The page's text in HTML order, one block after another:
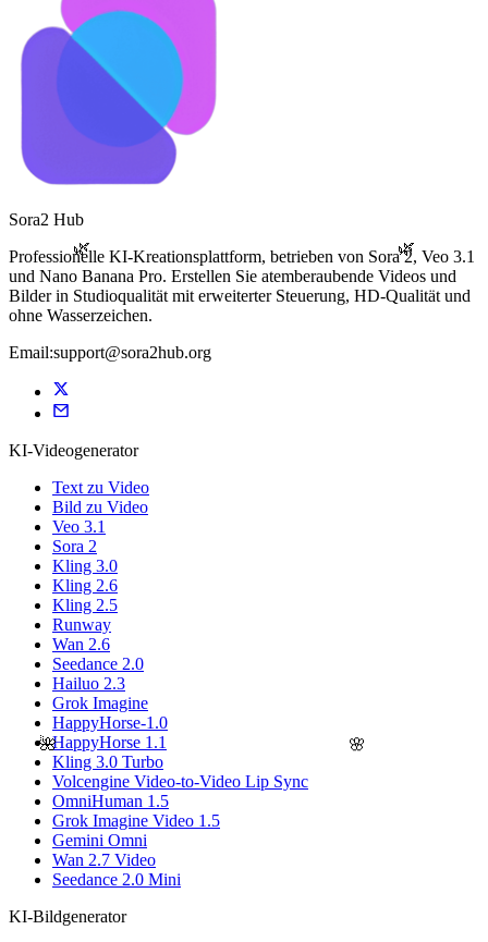
🌿
🌺
🌿
🌸
Sora2 Hub
Professionelle KI-Kreationsplattform, betrieben von Sora 2, Veo 3.1
und Nano Banana Pro. Erstellen Sie atemberaubende Videos und
Bilder in Studioqualität mit erweiterter Steuerung, HD-Qualität und
ohne Wasserzeichen.
Email:support@sora2hub.org
KI-Videogenerator
Text zu Video
Bild zu Video
Veo 3.1
Sora 2
Kling 3.0
Kling 2.6
Kling 2.5
Runway
Wan 2.6
Seedance 2.0
Hailuo 2.3
Grok Imagine
HappyHorse-1.0
HappyHorse 1.1
Kling 3.0 Turbo
Volcengine Video-to-Video Lip Sync
OmniHuman 1.5
Grok Imagine Video 1.5
Gemini Omni
Wan 2.7 Video
Seedance 2.0 Mini
KI-Bildgenerator